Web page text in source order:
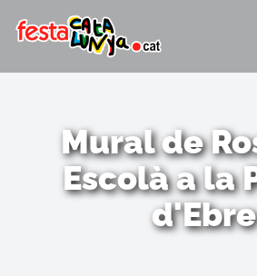
Mural de
Escolà a la
d'Ebre